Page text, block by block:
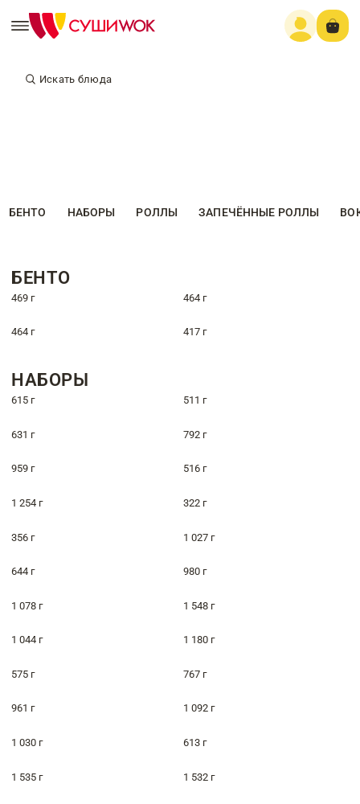
Искать блюда
БЕНТО НАБОРЫ РОЛЛЫ ЗАПЕЧЁННЫЕ РОЛЛЫ
БЕНТО
469 г 464 г
464 г 417 г
НАБОРЫ
615 г 511 г
631 г 792 г
959 г 516 г
1 254 г 322 г
356 г 1 027 г
644 г 980 г
1 078 г 1 548 г
1 044 г 1 180 г
575 г 767 г
961 г 1 092 г
1 030 г 613 г
1 535 г 1 532 г